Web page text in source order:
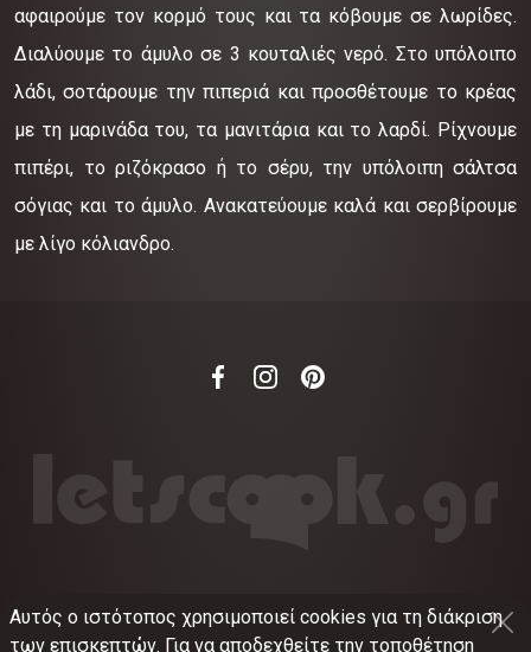
αφαιρούμε τον κορμό τους και τα κόβουμε σε λωρίδες.
Διαλύουμε το άμυλο σε 3 κουταλιές νερό. Στο υπόλοιπο
λάδι, σοτάρουμε την πιπεριά και προσθέτουμε το κρέας
με τη μαρινάδα του, τα μανιτάρια και το λαρδί. Ρίχνουμε
πιπέρι, το ριζόκρασο ή το σέρυ, την υπόλοιπη σάλτσα
σόγιας και το άμυλο. Ανακατεύουμε καλά και σερβίρουμε
με λίγο κόλιανδρο.
©2012-2026 LETSCOOK.GRΑριθμός ΓΕΜΗ:
Αυτός ο ιστότοπος χρησιμοποιεί cookies για τη διάκριση
των επισκεπτών. Για να αποδεχθείτε την τοποθέτηση